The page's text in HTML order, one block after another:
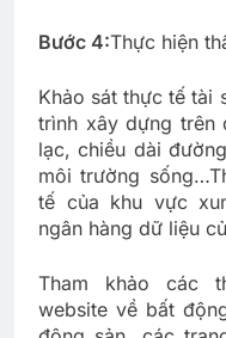
Bước 4:Thực hiện
Khảo sát thực tế tài
trình xây dựng trên
lạc, chiều dài
môi trường
tế của khu vực
ngân hàng dữ liệu
Tham khảo các
website về bất